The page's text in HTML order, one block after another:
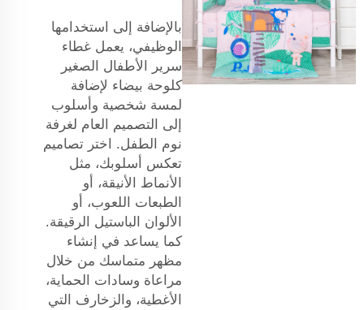
بالإضافة إلى استخدامها
الوظيفي، يعمل غطاء
سرير الأطفال الصغير
كلوحة بيضاء لإضافة
لمسة شخصية وأسلوب
إلى التصميم العام لغرفة
نوم الطفل. اختر تصاميم
تعكس أسلوبك، مثل
الأنماط الأنيقة، أو
الطبعات اللعوب، أو
الألوان الباستيل الرقيقة.
كما يساعد في إنشاء
مظهر متماسك من خلال
مراعاة وسادات الحماية،
الأغطية، والزخارف التي